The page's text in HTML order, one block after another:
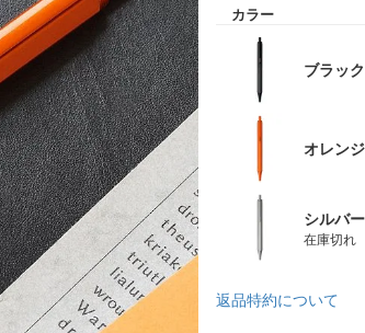
カラー
ブラック
オレンジ
シルバー
在庫切れ
返品特約について